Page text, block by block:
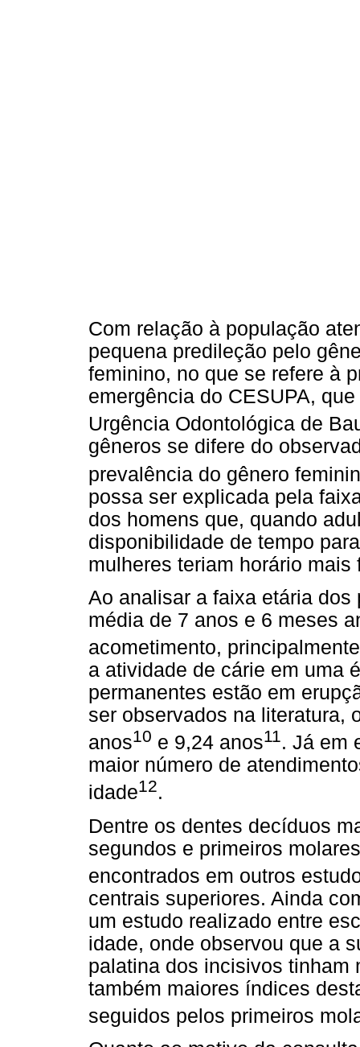
Com relação à população
pequena predileção pelo
feminino, no que se refere à
emergência do CESUPA,
Urgência Odontológica de
gêneros se difere do
prevalência do gênero
possa ser explicada pela
dos homens que, quando
disponibilidade de tempo
mulheres teriam horário mais
Ao analisar a faixa etária
média de 7 anos e 6 meses
acometimento,
a atividade de cárie em uma
permanentes estão em
ser observados na literatura,
anos10 e 9,24 anos11. Já em
maior número de
idade12.
Dentre os dentes decíduos
segundos e primeiros
encontrados em outros
centrais superiores. Ainda
um estudo realizado entre
idade, onde observou que a
palatina dos incisivos tinham
também maiores índices
seguidos pelos primeiros